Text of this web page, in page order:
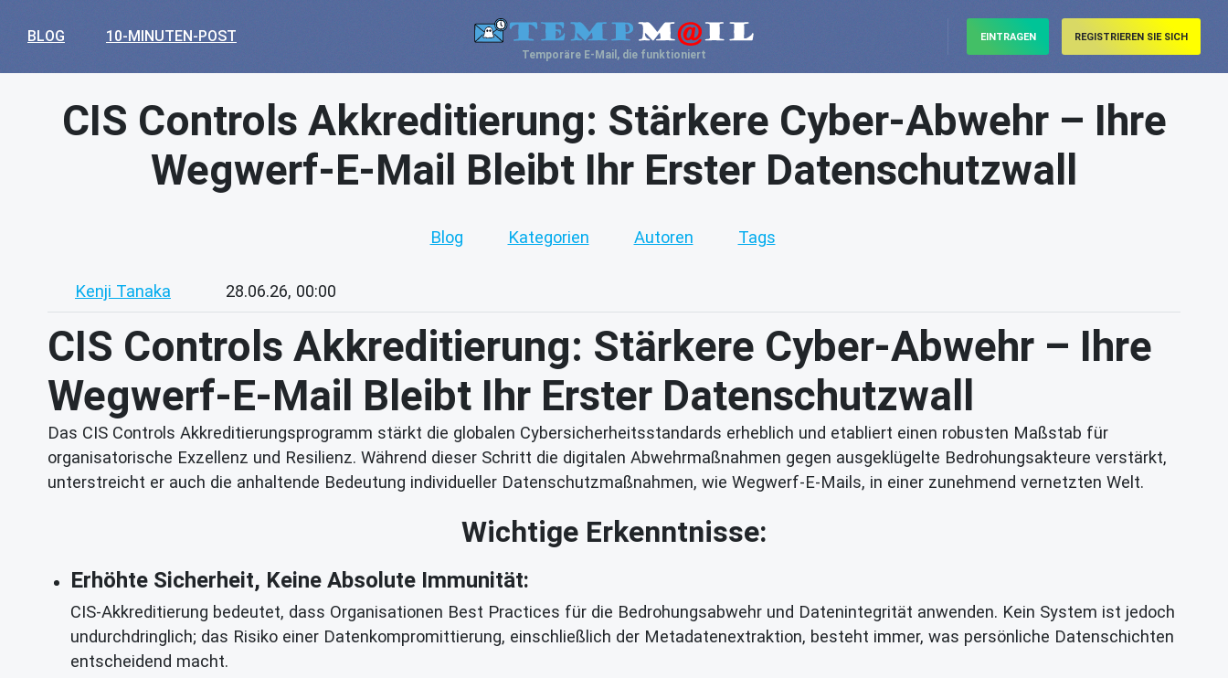
BLOG 10-MINUTEN-POST
Temporäre E-Mail, die funktioniert
EINTRAGEN REGISTRIEREN SIE SICH
CIS Controls Akkreditierung: Stärkere Cyber-Abwehr – Ihre
Wegwerf-E-Mail Bleibt Ihr Erster Datenschutzwall
Blog Kategorien Autoren Tags
Kenji Tanaka 28.06.26, 00:00
CIS Controls Akkreditierung: Stärkere Cyber-Abwehr – Ihre
Wegwerf-E-Mail Bleibt Ihr Erster Datenschutzwall
Das CIS Controls Akkreditierungsprogramm stärkt die globalen Cybersicherheitsstandards erheblich und etabliert einen robusten Maßstab für
organisatorische Exzellenz und Resilienz. Während dieser Schritt die digitalen Abwehrmaßnahmen gegen ausgeklügelte Bedrohungsakteure verstärkt,
unterstreicht er auch die anhaltende Bedeutung individueller Datenschutzmaßnahmen, wie Wegwerf-E-Mails, in einer zunehmend vernetzten Welt.
Wichtige Erkenntnisse:
Erhöhte Sicherheit, Keine Absolute Immunität:
CIS-Akkreditierung bedeutet, dass Organisationen Best Practices für die Bedrohungsabwehr und Datenintegrität anwenden. Kein System ist jedoch
undurchdringlich; das Risiko einer Datenkompromittierung, einschließlich der Metadatenextraktion, besteht immer, was persönliche Datenschichten
entscheidend macht.